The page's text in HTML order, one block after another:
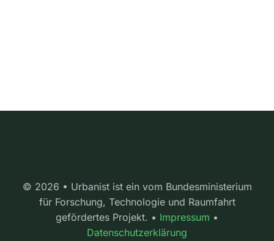
© 2026 • Urbanist ist ein vom Bundesministerium
für Forschung, Technologie und Raumfahrt
gefördertes Projekt. • Impressum •
Datenschutzerklärung